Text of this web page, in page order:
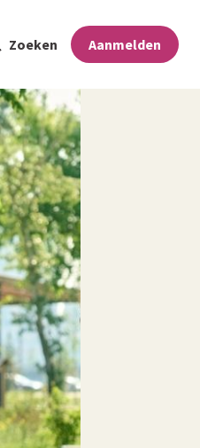
Zoeken Aanmelden